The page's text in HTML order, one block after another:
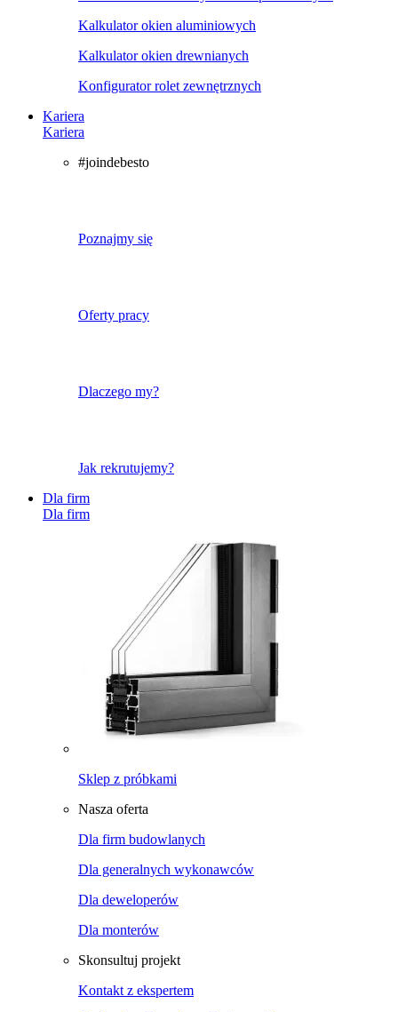
Kalkulator okien aluminiowych
Kalkulator okien drewnianych
Konfigurator rolet zewnętrznych
Kariera
Kariera
#joindebesto
Poznajmy się
Oferty pracy
Dlaczego my?
Jak rekrutujemy?
Dla firm
Dla firm
Sklep z próbkami
Nasza oferta
Dla firm budowlanych
Dla generalnych wykonawców
Dla deweloperów
Dla monterów
Skonsultuj projekt
Kontakt z ekspertem